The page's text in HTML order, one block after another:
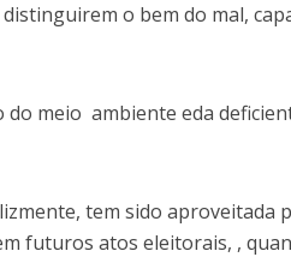
o bem do mal,
meio ambiente eda
tem sido aproveitada
futuros atos eleitorais, ,